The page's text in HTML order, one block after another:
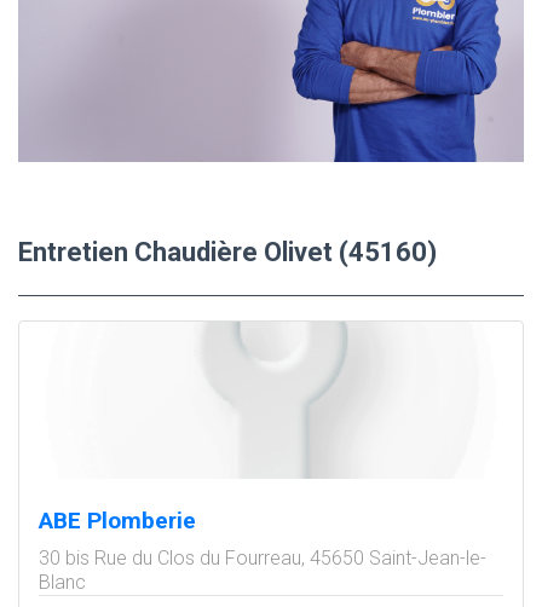
Entretien Chaudière Olivet (45160)
ABE Plomberie
30 bis Rue du Clos du Fourreau, 45650 Saint-Jean-le-
Blanc